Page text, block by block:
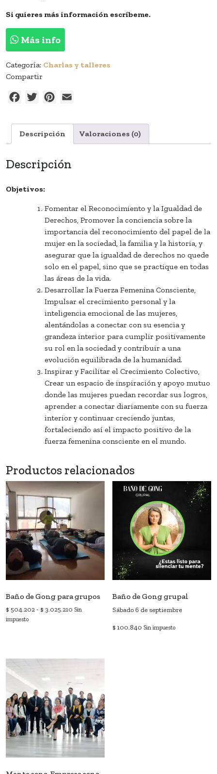
Si quieres más información escríbeme.
Más info
Categoría: Charlas y talleres
Compartir
FacebookTwitterPinterest
Descripción Valoraciones (0)
Descripción
Objetivos:
Fomentar el Reconocimiento y la Igualdad de
Derechos, Promover la conciencia sobre la
importancia del reconocimiento del papel de la
mujer en la sociedad, la familia y la historia, y
asegurar que la igualdad de derechos no quede
solo en el papel, sino que se practique en todas
las áreas de la vida.
Desarrollar la Fuerza Femenina Consciente,
Impulsar el crecimiento personal y la
inteligencia emocional de las mujeres,
alentándolas a conectar con su esencia y
grandeza interior para cumplir positivamente
su rol en la sociedad y contribuir a una
evolución equilibrada de la humanidad.
Inspirar y Facilitar el Crecimiento Colectivo,
Crear un espacio de inspiración y apoyo mutuo
donde las mujeres puedan recordar sus logros,
aprender a conectar diariamente con su fuerza
interior y continuar creciendo juntas,
fortaleciendo así el impacto positivo de la
fuerza femenina consciente en el mundo.
Productos relacionados
Baño de Gong para grupos
$ 504.202- $ 3.025.210 Rango
hasta
Sin
impuesto
múltiples
variantes.
opciones
se
pueden
elegir
en
la
página
Baño de Gong grupal
Sábado 6 de septiembre
$ 100.840 Sin impuesto